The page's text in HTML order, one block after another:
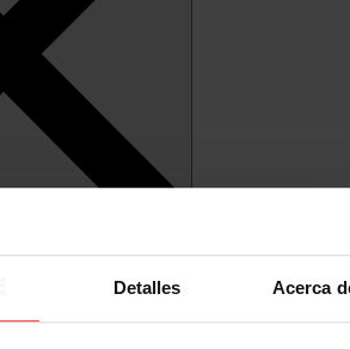
Detalles Acerca